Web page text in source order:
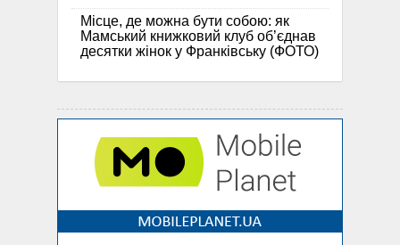
Місце, де можна бути собою: як
Мамський книжковий клуб об’єднав
десятки жінок у Франківську (ФОТО)